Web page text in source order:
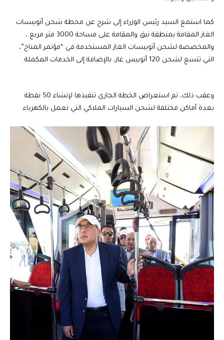
كما استمع السيد رئيس الوزراء إلى شرح عن محطة شحن أتوبيسات
الغاز المقامة بمنطقة نبق والمقامة على مساحة 3000 متر مربع ،
والمخصصة لشحن أتوبيسات الغاز المستخدمة في “مؤتمر المناخ”،
التي تتسع لشحن 120 أتوبيس غاز، بالإضافة إلى الخدمات المكملة.
وعقب ذلك، تم استعراض الخطة الجاري تنفيذها لإنشاء 50 نقطة
بعدة أماكن مختلفة لشحن السيارات الملاكي التي تعمل بالكهرباء.